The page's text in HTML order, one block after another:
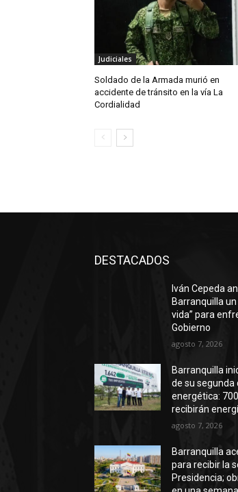
Judiciales
Soldado de la Armada murió en
accidente de tránsito en la vía La
Cordialidad
DESTACADOS
Iván Cepeda
Barranquilla
vida” para
Gobierno
agosto 7, 2026
Barranquilla
de su segunda
energética:
recibirán
agosto 7, 2026
Barranquilla
para recibir la
Presidencia;